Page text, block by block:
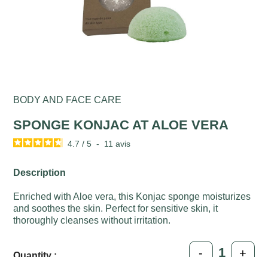
BODY AND FACE CARE
SPONGE KONJAC AT ALOE VERA
4.7 / 5 - 11avis
Description
Enriched with Aloe vera, this Konjac sponge moisturizes
and soothes the skin. Perfect for sensitive skin, it
thoroughly cleanses without irritation.
- +